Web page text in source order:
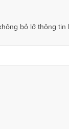
bỏ lỡ thông tin